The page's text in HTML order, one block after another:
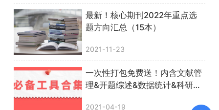
最新！核心期刊2022年重点选
题方向汇总（15本）
2021-11-23
一次性打包免费送！内含文献管
理&开题综述&数据统计&科研绘
2021-04-19